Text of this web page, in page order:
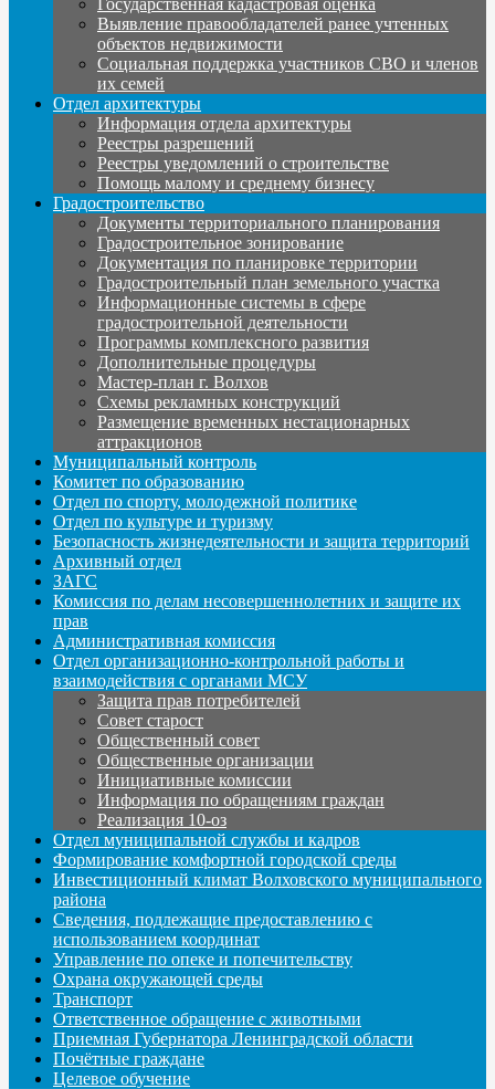
Выявление правообладателей ранее учтенных
объектов недвижимости
Социальная поддержка участников СВО и членов
их семей
Отдел архитектуры
Информация отдела архитектуры
Реестры разрешений
Реестры уведомлений о строительстве
Помощь малому и среднему бизнесу
Градостроительство
Документы территориального планирования
Градостроительное зонирование
Документация по планировке территории
Градостроительный план земельного участка
Информационные системы в сфере
градостроительной деятельности
Программы комплексного развития
Дополнительные процедуры
Мастер-план г. Волхов
Схемы рекламных конструкций
Размещение временных нестационарных
аттракционов
Муниципальный контроль
Комитет по образованию
Отдел по спорту, молодежной политике
Отдел по культуре и туризму
Безопасность жизнедеятельности и защита территорий
Архивный отдел
ЗАГС
Комиссия по делам несовершеннолетних и защите их
прав
Административная комиссия
Отдел организационно-контрольной работы и
взаимодействия с органами МСУ
Защита прав потребителей
Совет старост
Общественный совет
Общественные организации
Инициативные комиссии
Информация по обращениям граждан
Реализация 10-оз
Отдел муниципальной службы и кадров
Формирование комфортной городской среды
Инвестиционный климат Волховского муниципального
района
Сведения, подлежащие предоставлению с
использованием координат
Управление по опеке и попечительству
Охрана окружающей среды
Транспорт
Ответственное обращение с животными
Приемная Губернатора Ленинградской области
Почётные граждане
Целевое обучение